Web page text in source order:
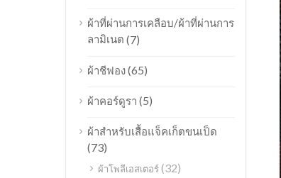
ผ้าที่ผ่านการเคลือบ/ผ้าที่ผ่านการ
ลามิเนต (7)
ผ้าชีฟอง(65)
ผ้าคอร์ดูรา (5)
ผ้าสำหรับเสื้อแจ็คเก็ตขนเป็ด
(73)
ผ้าโพลีเอสเตอร์(32)